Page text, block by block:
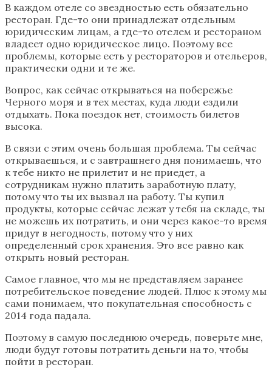
В каждом отеле со звездностью есть обязательно
ресторан. Где-то они принадлежат отдельным
юридическим лицам, а где-то отелем и рестораном
владеет одно юридическое лицо. Поэтому все
проблемы, которые есть у рестораторов и отельеров,
практически одни и те же.
Вопрос, как сейчас открываться на побережье
Черного моря и в тех местах, куда люди ездили
отдыхать. Пока поездок нет, стоимость билетов
высока.
В связи с этим очень большая проблема. Ты сейчас
открываешься, и с завтрашнего дня понимаешь, что
к тебе никто не прилетит и не приедет, а
сотрудникам нужно платить заработную плату,
потому что ты их вызвал на работу. Ты купил
продукты, которые сейчас лежат у тебя на складе, ты
не можешь их потратить, и они через какое-то время
придут в негодность, потому что у них
определенный срок хранения. Это все равно как
открыть новый ресторан.
Самое главное, что мы не представляем заранее
потребительское поведение людей. Плюс к этому мы
сами понимаем, что покупательная способность с
2014 года падала.
Поэтому в самую последнюю очередь, поверьте мне,
люди будут готовы потратить деньги на то, чтобы
пойти в ресторан.